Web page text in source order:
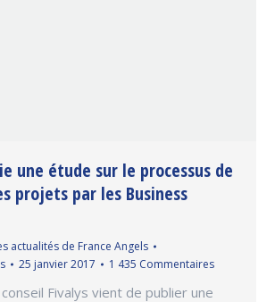
une étude sur le processus de
projets par les Business
actualités de France Angels
25 janvier 2017 1 435 Commentaires
Fivalys vient de publier une